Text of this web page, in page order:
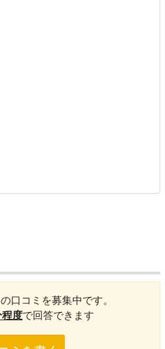
口コミを募集中です。
度で回答できます